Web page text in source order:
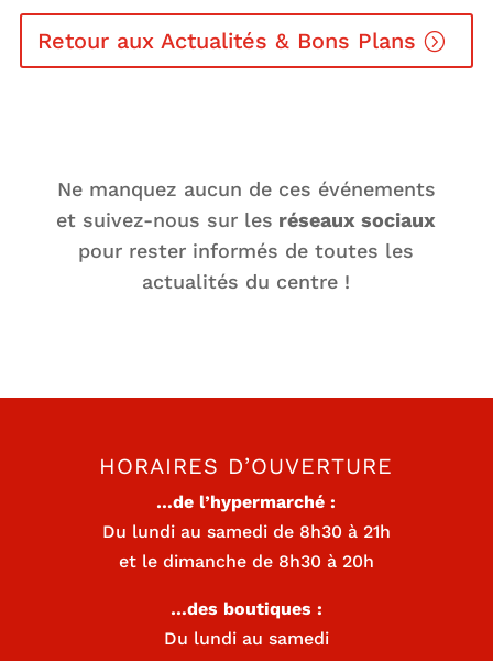
Retour aux Actualités & Bons Plans
Ne manquez aucun de ces événements
et suivez-nous sur les réseaux sociaux
pour rester informés de toutes les
actualités du centre !
HORAIRES D’OUVERTURE
…de l’hypermarché :
Du lundi au samedi de 8h30 à 21h
et le dimanche de 8h30 à 20h
…des boutiques :
Du lundi au samedi